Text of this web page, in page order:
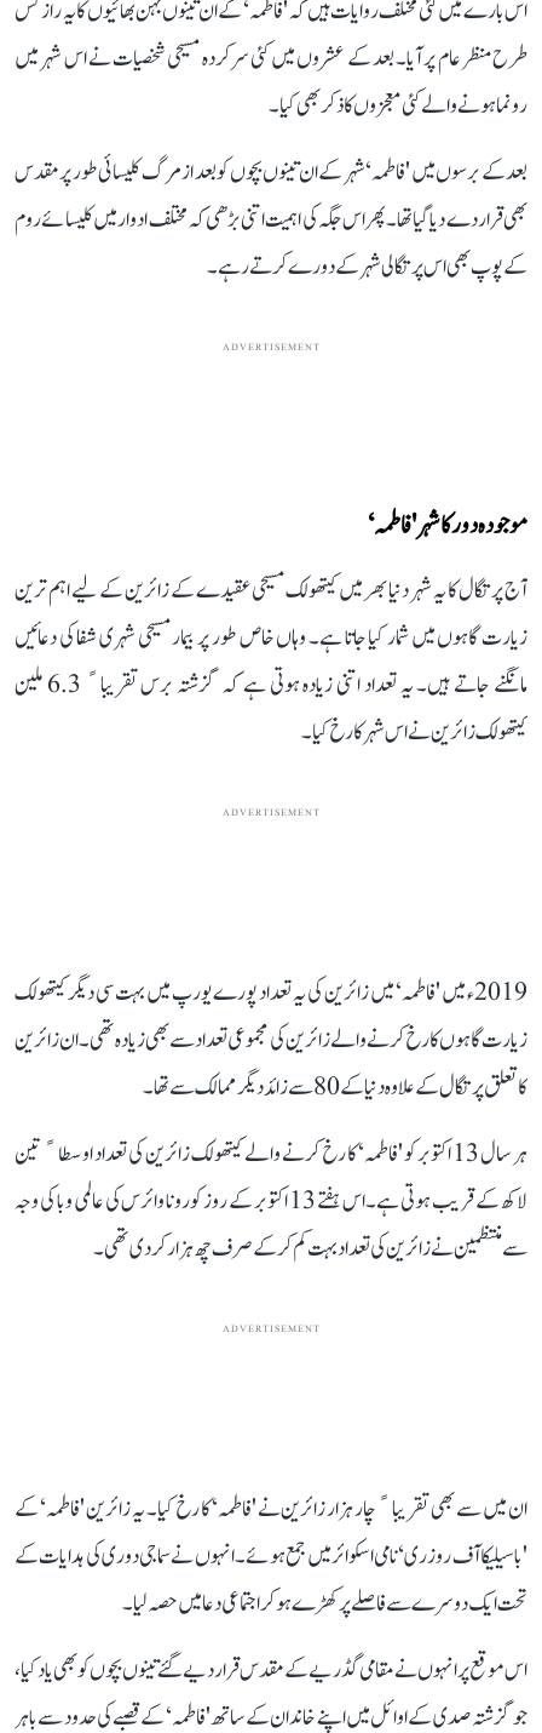
اس بارے میں کئی مختلف روایات ہیں کہ 'فاطمہ‘ کے ان تینوں بہن بھائیوں کا یہ راز کس
طرح منظر عام پر آیا۔ بعد کے عشروں میں کئی سرکردہ مسیحی شخصیات نے اس شہر میں
رونما ہونے والے کئی معجزوں کا ذکر بھی کیا۔
بعد کے برسوں میں 'فاطمہ‘ شہر کے ان تینوں بچوں کو بعد از مرگ کلیسائی طور پر مقدس
بھی قرار دے دیا گیا تھا۔ پھر اس جگہ کی اہمیت اتنی بڑھی کہ مختلف ادوار میں کلیسائے روم
کے پوپ بھی اس پرتگالی شہر کے دورے کرتے رہے۔
ADVERTISEMENT
موجودہ دور کا شہر 'فاطمہ‘
آج پرتگال کا یہ شہر دنیا بھر میں کیتھولک مسیحی عقیدے کے زائرین کے لیے اہم ترین
زیارت گاہوں میں شمار کیا جاتا ہے۔ وہاں خاص طور پر بیمار مسیحی شہری شفا کی دعائیں
مانگنے جاتے ہیں۔ یہ تعداد اتنی زیادہ ہوتی ہے کہ گزشتہ برس تقریباﹰ 6.3 ملین
کیتھولک زائرین نے اس شہر کا رخ کیا۔
ADVERTISEMENT
2019ء میں 'فاطمہ‘ میں زائرین کی یہ تعداد پورے یورپ میں بہت سی دیگر کیتھولک
زیارت گاہوں کا رخ کرنے والے زائرین کی مجموعی تعداد سے بھی زیادہ تھی۔ ان زائرین
کا تعلق پرتگال کے علاوہ دنیا کے 80 سے زائد دیگر ممالک سے تھا۔
ہر سال 13 اکتوبر کو 'فاطمہ‘ کا رخ کرنے والے کیتھولک زائرین کی تعداد اوسطاﹰ تین
لاکھ کے قریب ہوتی ہے۔ اس ہفتے 13 اکتوبر کے روز کورونا وائرس کی عالمی وبا کی وجہ
سے منتظمین نے زائرین کی تعداد بہت کم کر کے صرف چھ ہزار کر دی تھی۔
ADVERTISEMENT
ان میں سے بھی تقریباﹰ چار ہزار زائرین نے 'فاطمہ‘ کا رخ کیا۔ یہ زائرین 'فاطمہ‘ کے
'باسیلیکا آف روزری‘ نامی اسکوائر میں جمع ہوئے۔ انہوں نے سماجی دوری کی ہدایات کے
تحت ایک دوسرے سے فاصلے پر کھڑے ہو کر اجتماعی دعا میں حصہ لیا۔
اس موقع پر انہوں نے مقامی گڈریے کے مقدس قرار دیے گئے تینوں بچوں کو بھی یاد کیا،
جو گزشتہ صدی کے اوائل میں اپنے خاندان کے ساتھ 'فاطمہ‘ کے قصبے کی حدود سے باہر